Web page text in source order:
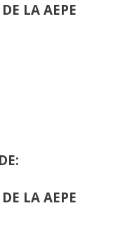
LA AEPE
LA AEPE